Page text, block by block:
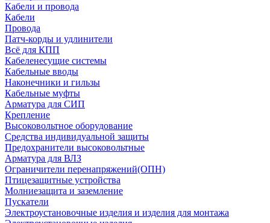
Кабели и провода
Кабели
Провода
Патч-корды и удлинители
Всё для КПП
Кабеленесущие системы
Кабельные вводы
Наконечники и гильзы
Кабельные муфты
Арматура для СИП
Крепление
Высоковольтное оборудование
Средства индивидуальной защиты
Предохранители высоковольтные
Арматура для ВЛЗ
Ограничители перенапряжений(ОПН)
Птицезащитные устройства
Молниезащита и заземление
Пускатели
Электроустановочные изделия и изделия для монтажа